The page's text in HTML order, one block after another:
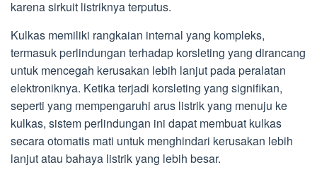
karena sirkuit listriknya terputus.
Kulkas memiliki rangkaian internal yang kompleks,
termasuk perlindungan terhadap korsleting yang dirancang
untuk mencegah kerusakan lebih lanjut pada peralatan
elektroniknya. Ketika terjadi korsleting yang signifikan,
seperti yang mempengaruhi arus listrik yang menuju ke
kulkas, sistem perlindungan ini dapat membuat kulkas
secara otomatis mati untuk menghindari kerusakan lebih
lanjut atau bahaya listrik yang lebih besar.